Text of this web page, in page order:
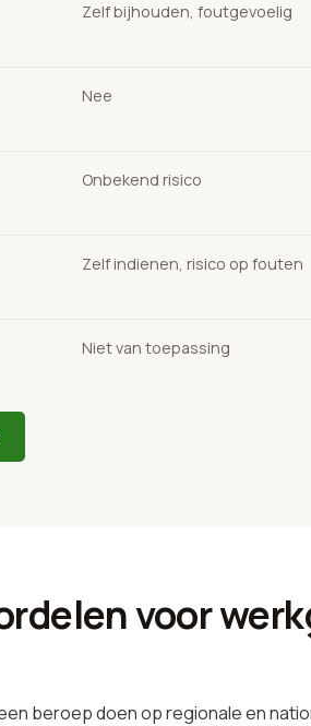
Zelf bijhouden, foutgevoelig
Nee
Onbekend risico
Zelf indienen, risico op fouten
Niet van toepassing
voor
beroep doen op regionale en